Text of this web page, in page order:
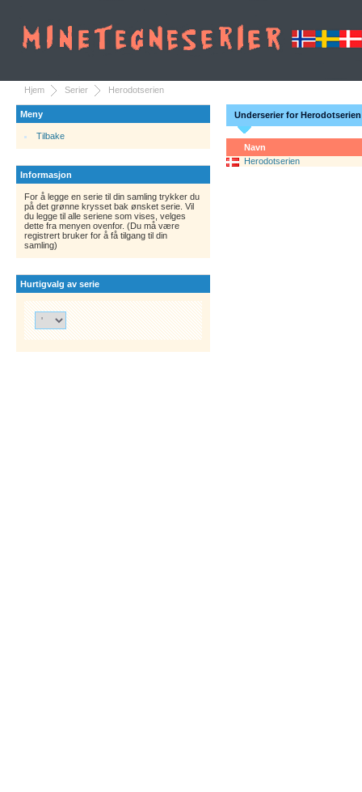
Hjem Serier Herodotserien
Meny
Tilbake
Informasjon
For å legge en serie til din samling trykker du
på det grønne krysset bak ønsket serie. Vil
du legge til alle seriene som vises, velges
dette fra menyen ovenfor. (Du må være
registrert bruker for å få tilgang til din
samling)
Hurtigvalg av serie
Underserier for Herodotserien
Navn
Herodotserien